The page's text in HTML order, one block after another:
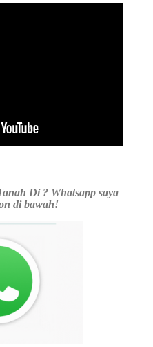
Di ? Whatsapp saya
di bawah!